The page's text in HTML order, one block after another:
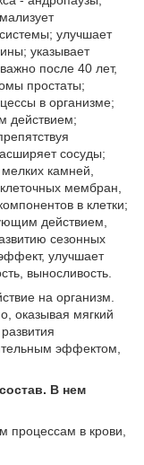
улучшает
указывает
после 40 лет,
простаты;
в организме;
действием;
сосуды;
камней,
мембран,
в клетки;
действием,
сезонных
улучшает
выносливость.
на организм.
оказывая мягкий
эффектом,
В нем
процессам в крови,